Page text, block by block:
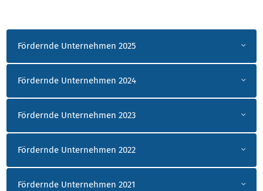
ALLGEMEINE INFORMATIONEN FÜR
Fördernde Unternehmen 2025
Fördernde Unternehmen 2024
Fördernde Unternehmen 2023
Fördernde Unternehmen 2022
Fördernde Unternehmen 2021